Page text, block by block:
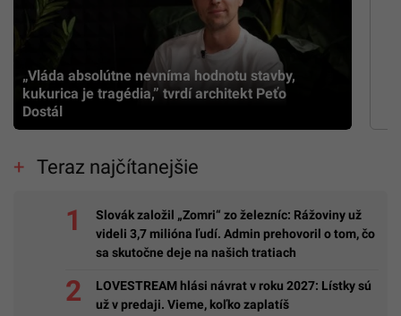
„Vláda absolútne nevníma hodnotu stavby,
kukurica je tragédia,” tvrdí architekt Peťo
Dostál
Teraz najčítanejšie
Slovák založil „Zomri“ zo železníc: Rážoviny už
videli 3,7 milióna ľudí. Admin prehovoril o tom, čo
sa skutočne deje na našich tratiach
LOVESTREAM hlási návrat v roku 2027: Lístky sú
už v predaji. Vieme, koľko zaplatíš